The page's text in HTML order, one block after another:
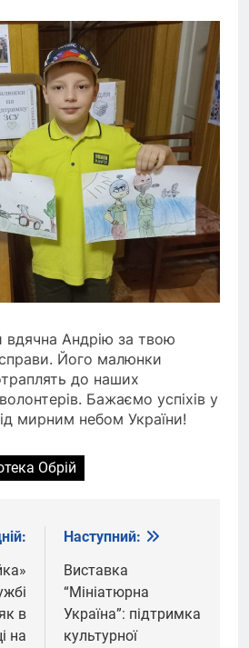
вдячна Андрію за твою
справи. Його малюнки
до наших
Бажаємо успіхів у
мирним небом України!
Обрій
в
на
Наступний:
Виставка
“Мініатюрна
Україна”: підтримка
культурної